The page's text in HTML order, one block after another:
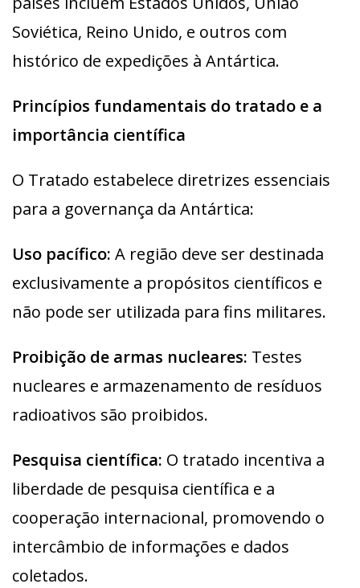
Soviética, Reino Unido, e outros com
histórico de expedições à Antártica.
Princípios fundamentais do tratado e a
importância científica
O Tratado estabelece diretrizes essenciais
para a governança da Antártica:
Uso pacífico: A região deve ser destinada
exclusivamente a propósitos científicos e
não pode ser utilizada para fins militares.
Proibição de armas nucleares: Testes
nucleares e armazenamento de resíduos
radioativos são proibidos.
Pesquisa científica: O tratado incentiva a
liberdade de pesquisa científica e a
cooperação internacional, promovendo o
intercâmbio de informações e dados
coletados.